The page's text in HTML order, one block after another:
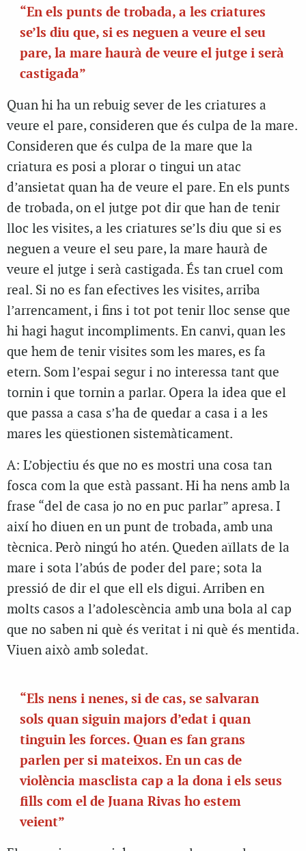
“En els punts de trobada, a les criatures
se’ls diu que, si es neguen a veure el seu
pare, la mare haurà de veure el jutge i serà
castigada”
Quan hi ha un rebuig sever de les criatures a
veure el pare, consideren que és culpa de la mare.
Consideren que és culpa de la mare que la
criatura es posi a plorar o tingui un atac
d’ansietat quan ha de veure el pare. En els punts
de trobada, on el jutge pot dir que han de tenir
lloc les visites, a les criatures se’ls diu que si es
neguen a veure el seu pare, la mare haurà de
veure el jutge i serà castigada. És tan cruel com
real. Si no es fan efectives les visites, arriba
l’arrencament, i fins i tot pot tenir lloc sense que
hi hagi hagut incompliments. En canvi, quan les
que hem de tenir visites som les mares, es fa
etern. Som l’espai segur i no interessa tant que
tornin i que tornin a parlar. Opera la idea que el
que passa a casa s’ha de quedar a casa i a les
mares les qüestionen sistemàticament.
A: L’objectiu és que no es mostri una cosa tan
fosca com la que està passant. Hi ha nens amb la
frase “del de casa jo no en puc parlar” apresa. I
així ho diuen en un punt de trobada, amb una
tècnica. Però ningú ho atén. Queden aïllats de la
mare i sota l’abús de poder del pare; sota la
pressió de dir el que ell els digui. Arriben en
molts casos a l’adolescència amb una bola al cap
que no saben ni què és veritat i ni què és mentida.
Viuen això amb soledat.
“Els nens i nenes, si de cas, se salvaran
sols quan siguin majors d’edat i quan
tinguin les forces. Quan es fan grans
parlen per si mateixos. En un cas de
violència masclista cap a la dona i els seus
fills com el de Juana Rivas ho estem
veient”